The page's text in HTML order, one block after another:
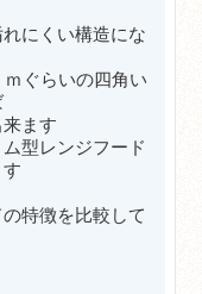
にくい構造にな
ぐらいの四角い
ます
型レンジフード
特徴を比較して